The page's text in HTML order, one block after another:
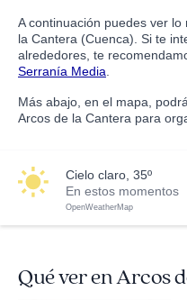
A continuación puedes ver
la Cantera (Cuenca). Si te
alrededores, te
Serranía Media
Más abajo, en el mapa,
Arcos de la Cantera para
cielo claro, 35º
En estos momentos
OpenWeatherMap
Qué ver en Arcos